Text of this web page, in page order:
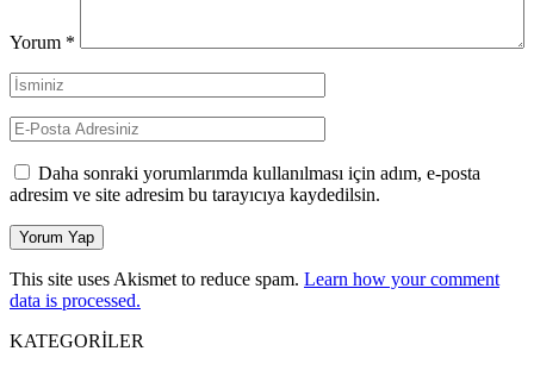
Yorum *
Daha sonraki yorumlarımda kullanılması için adım, e-posta
adresim ve site adresim bu tarayıcıya kaydedilsin.
This site uses Akismet to reduce spam. Learn how your comment
data is processed.
KATEGORİLER